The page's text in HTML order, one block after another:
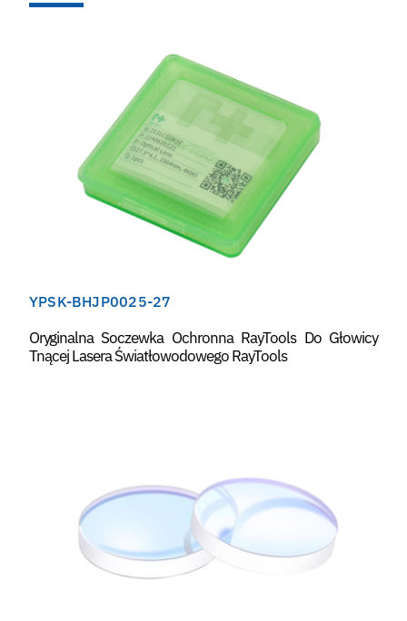
YPSK-BHJP0025-27
Oryginalna Soczewka Ochronna RayTools Do Głowicy
Tnącej Lasera Światłowodowego RayTools